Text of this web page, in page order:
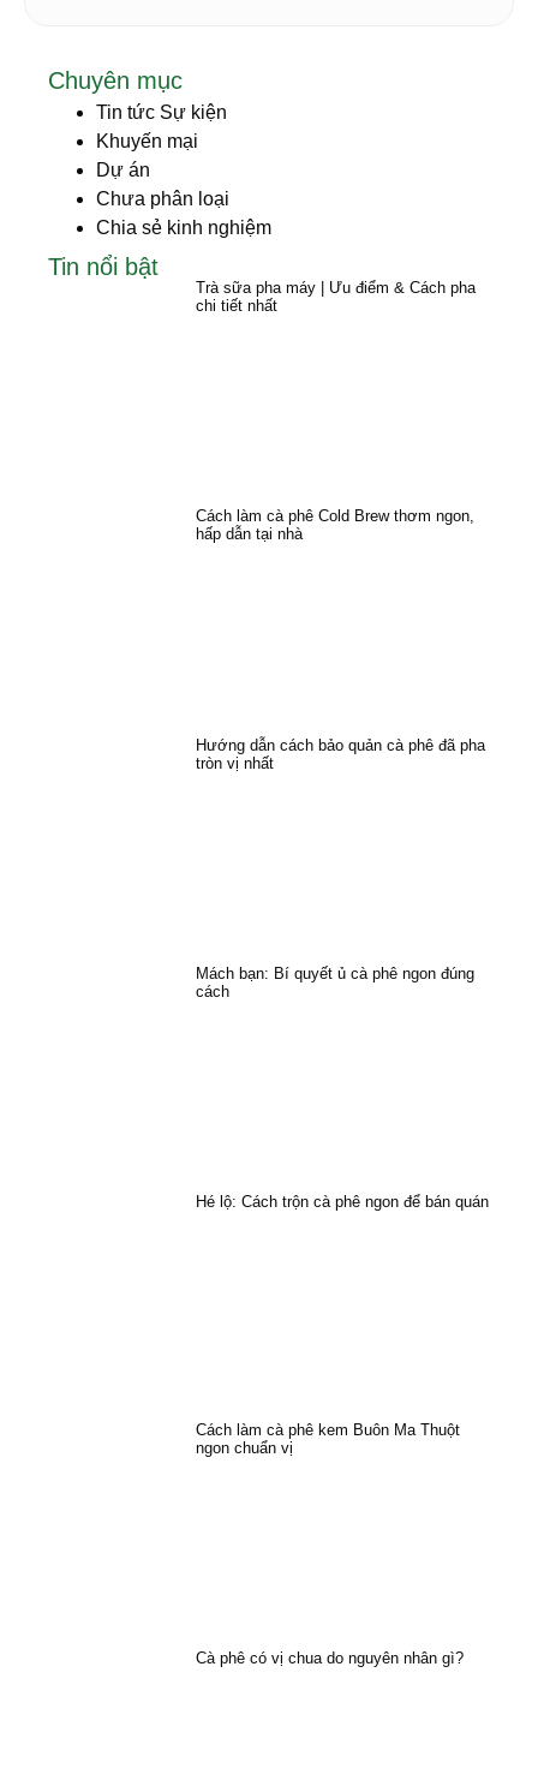
Chuyên mục
Tin tức Sự kiện
Khuyến mại
Dự án
Chưa phân loại
Chia sẻ kinh nghiệm
Tin nổi bật
Trà sữa pha máy | Ưu điểm & Cách pha
chi tiết nhất
Cách làm cà phê Cold Brew thơm ngon,
hấp dẫn tại nhà
Hướng dẫn cách bảo quản cà phê đã pha
tròn vị nhất
Mách bạn: Bí quyết ủ cà phê ngon đúng
cách
Hé lộ: Cách trộn cà phê ngon để bán quán
Cách làm cà phê kem Buôn Ma Thuột
ngon chuẩn vị
Cà phê có vị chua do nguyên nhân gì?